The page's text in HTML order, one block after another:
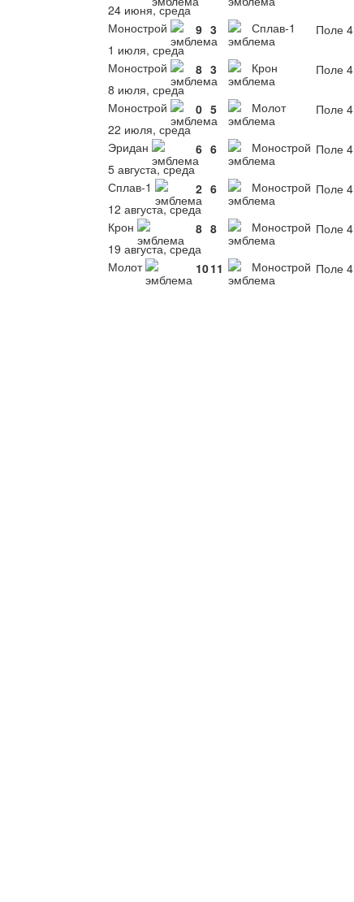
24 июня, среда
Монострой
9 3 Сплав-1
Поле 4
1 июля, среда
Монострой
8 3 Крон
Поле 4
8 июля, среда
Монострой
0 5 Молот
Поле 4
22 июля, среда
Эридан
6 6 Монострой Поле 4
5 августа, среда
Сплав-1
2 6 Монострой Поле 4
12 августа, среда
Крон
8 8 Монострой Поле 4
19 августа, среда
Молот
1011 Монострой Поле 4